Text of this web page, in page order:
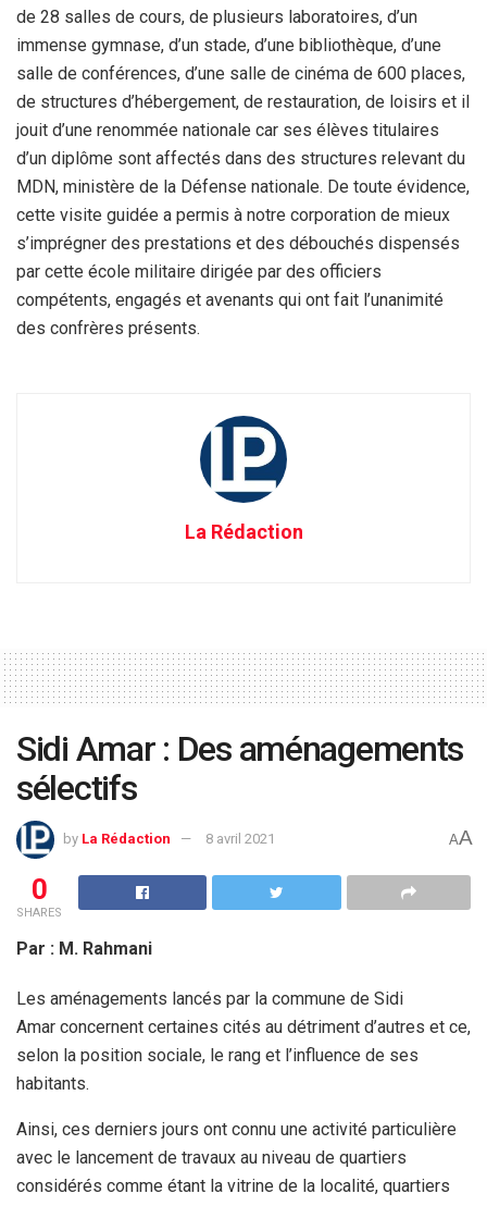
de 28 salles de cours, de plusieurs laboratoires, d’un
immense gymnase, d’un stade, d’une bibliothèque, d’une
salle de conférences, d’une salle de cinéma de 600 places,
de structures d’hébergement, de restauration, de loisirs et il
jouit d’une renommée nationale car ses élèves titulaires
d’un diplôme sont affectés dans des structures relevant du
MDN, ministère de la Défense nationale. De toute évidence,
cette visite guidée a permis à notre corporation de mieux
s’imprégner des prestations et des débouchés dispensés
par cette école militaire dirigée par des officiers
compétents, engagés et avenants qui ont fait l’unanimité
des confrères présents.
La Rédaction
Sidi Amar : Des aménagements
sélectifs
by La Rédaction 8 avril 2021 AA
0
SHARES
Par : M. Rahmani
Les aménagements lancés par la commune de Sidi
Amar concernent certaines cités au détriment d’autres et ce,
selon la position sociale, le rang et l’influence de ses
habitants.
Ainsi, ces derniers jours ont connu une activité particulière
avec le lancement de travaux au niveau de quartiers
considérés comme étant la vitrine de la localité, quartiers